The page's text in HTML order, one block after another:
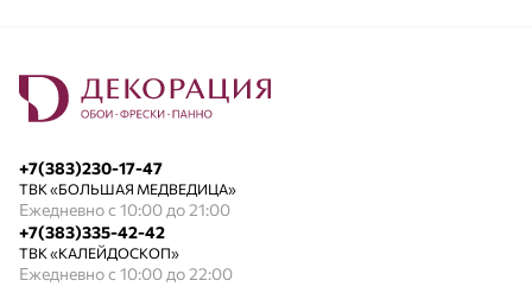
+7(383)230-17-47
ТВК «БОЛЬШАЯ МЕДВЕДИЦА»
Ежедневно с 10:00 до 21:00
+7(383)335-42-42
ТВК «КАЛЕЙДОСКОП»
Ежедневно с 10:00 до 22:00